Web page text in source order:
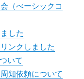
（べーシックコ
した
ンクしました
いて
知依頼について